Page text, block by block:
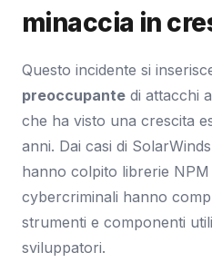
minaccia in
Questo incidente si
preoccupante di attacchi
che ha visto una crescita
anni. Dai casi di
hanno colpito librerie
cybercriminali hanno
strumenti e componenti
sviluppatori.